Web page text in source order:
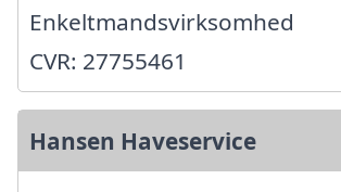
Enkeltmandsvirksomhed
CVR: 27755461
Hansen Haveservice